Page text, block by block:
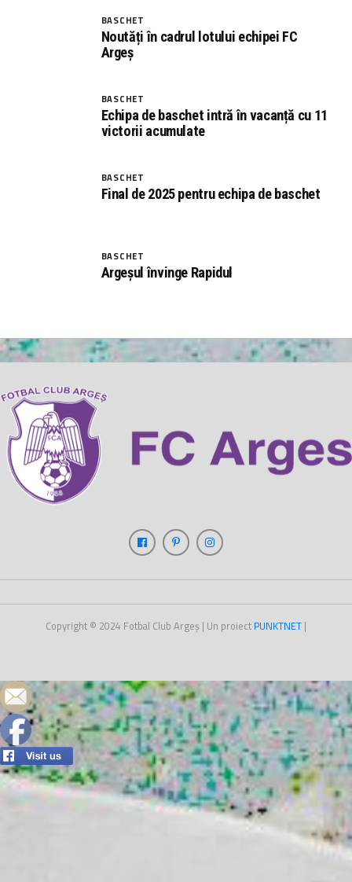
BASCHET
Noutăți în cadrul lotului echipei FC
Argeș
BASCHET
Echipa de baschet intră în vacanță cu 11
victorii acumulate
BASCHET
Final de 2025 pentru echipa de baschet
BASCHET
Argeșul învinge Rapidul
Copyright © 2024 Fotbal Club Argeș | Un proiect PUNKTNET |